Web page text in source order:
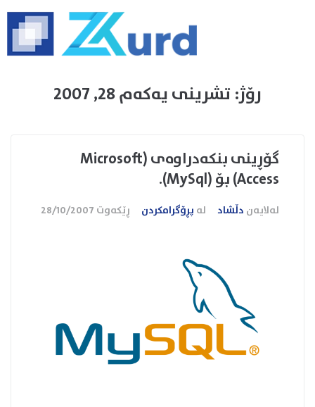
رۆژ:تشرینی یەکەم 28, 2007
گۆڕینی بنكه‌دراوه‌ی (Microsoft
Access) بۆ (MySql).
لەلایەن دڵشاد لە پڕۆگرامکردن ڕێکەوت 28/10/2007